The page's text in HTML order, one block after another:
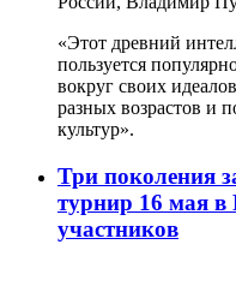
«Этот древний
пользуется
вокруг своих
разных возрастов и
культур».
Три поколения
турнир 16 мая в
участников